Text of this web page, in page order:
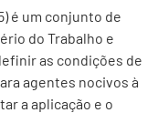
é um conjunto de
do Trabalho e
as condições de
agentes nocivos à
a aplicação e o